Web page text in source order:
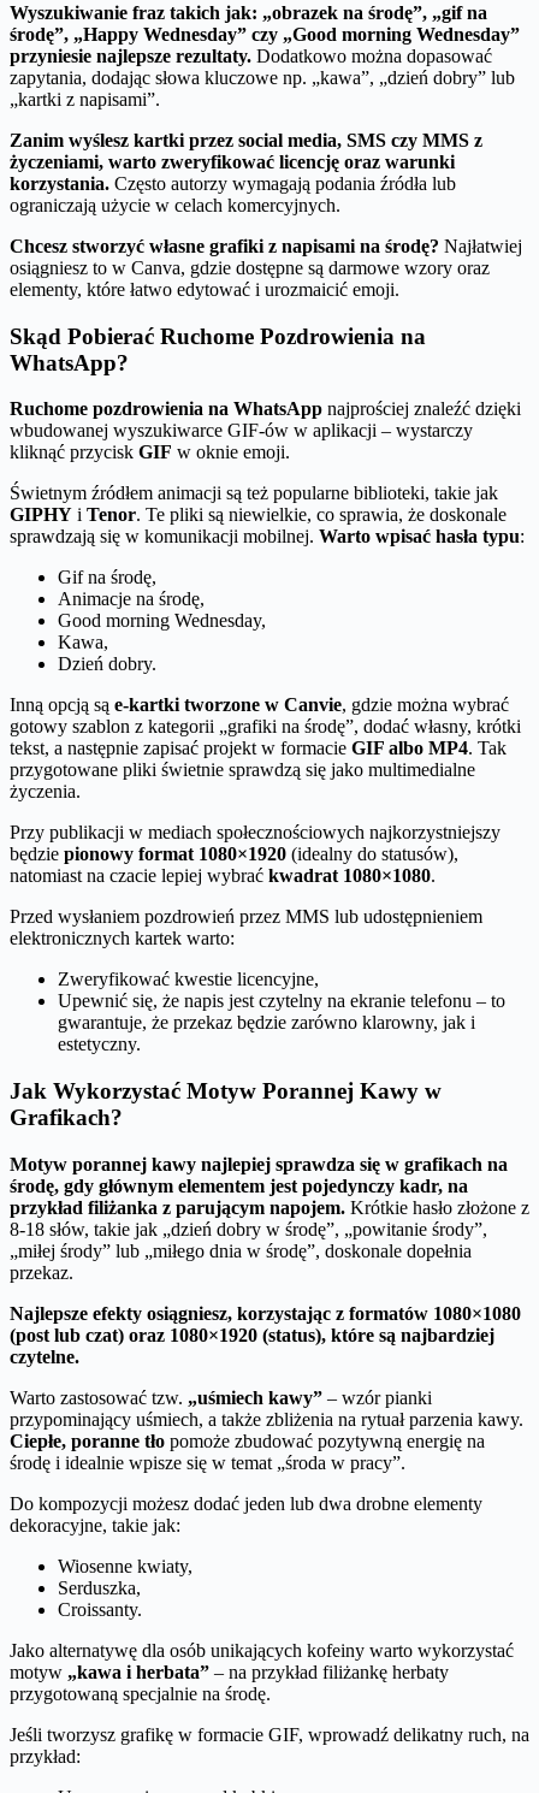
Wyszukiwanie fraz takich jak: „obrazek na środę”, „gif na
środę”, „Happy Wednesday” czy „Good morning Wednesday”
przyniesie najlepsze rezultaty. Dodatkowo można dopasować
zapytania, dodając słowa kluczowe np. „kawa”, „dzień dobry” lub
„kartki z napisami”.
Zanim wyślesz kartki przez social media, SMS czy MMS z
życzeniami, warto zweryfikować licencję oraz warunki
korzystania. Często autorzy wymagają podania źródła lub
ograniczają użycie w celach komercyjnych.
Chcesz stworzyć własne grafiki z napisami na środę? Najłatwiej
osiągniesz to w Canva, gdzie dostępne są darmowe wzory oraz
elementy, które łatwo edytować i urozmaicić emoji.
Skąd Pobierać Ruchome Pozdrowienia na
WhatsApp?
Ruchome pozdrowienia na WhatsApp najprościej znaleźć dzięki
wbudowanej wyszukiwarce GIF-ów w aplikacji – wystarczy
kliknąć przycisk GIF w oknie emoji.
Świetnym źródłem animacji są też popularne biblioteki, takie jak
GIPHY i Tenor. Te pliki są niewielkie, co sprawia, że doskonale
sprawdzają się w komunikacji mobilnej. Warto wpisać hasła typu:
Gif na środę,
Animacje na środę,
Good morning Wednesday,
Kawa,
Dzień dobry.
Inną opcją są e-kartki tworzone w Canvie, gdzie można wybrać
gotowy szablon z kategorii „grafiki na środę”, dodać własny, krótki
tekst, a następnie zapisać projekt w formacie GIF albo MP4. Tak
przygotowane pliki świetnie sprawdzą się jako multimedialne
życzenia.
Przy publikacji w mediach społecznościowych najkorzystniejszy
będzie pionowy format 1080×1920 (idealny do statusów),
natomiast na czacie lepiej wybrać kwadrat 1080×1080.
Przed wysłaniem pozdrowień przez MMS lub udostępnieniem
elektronicznych kartek warto:
Zweryfikować kwestie licencyjne,
Upewnić się, że napis jest czytelny na ekranie telefonu – to
gwarantuje, że przekaz będzie zarówno klarowny, jak i
estetyczny.
Jak Wykorzystać Motyw Porannej Kawy w
Grafikach?
Motyw porannej kawy najlepiej sprawdza się w grafikach na
środę, gdy głównym elementem jest pojedynczy kadr, na
przykład filiżanka z parującym napojem. Krótkie hasło złożone z
8-18 słów, takie jak „dzień dobry w środę”, „powitanie środy”,
„miłej środy” lub „miłego dnia w środę”, doskonale dopełnia
przekaz.
Najlepsze efekty osiągniesz, korzystając z formatów 1080×1080
(post lub czat) oraz 1080×1920 (status), które są najbardziej
czytelne.
Warto zastosować tzw. „uśmiech kawy” – wzór pianki
przypominający uśmiech, a także zbliżenia na rytuał parzenia kawy.
Ciepłe, poranne tło pomoże zbudować pozytywną energię na
środę i idealnie wpisze się w temat „środa w pracy”.
Do kompozycji możesz dodać jeden lub dwa drobne elementy
dekoracyjne, takie jak:
Wiosenne kwiaty,
Serduszka,
Croissanty.
Jako alternatywę dla osób unikających kofeiny warto wykorzystać
motyw „kawa i herbata” – na przykład filiżankę herbaty
przygotowaną specjalnie na środę.
Jeśli tworzysz grafikę w formacie GIF, wprowadź delikatny ruch, na
przykład: